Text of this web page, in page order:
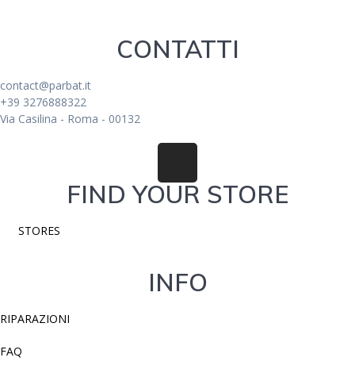
CONTATTI
contact@parbat.it
+39 3276888322
Via Casilina - Roma - 00132
FIND YOUR STORE
STORES
INFO
RIPARAZIONI
FAQ